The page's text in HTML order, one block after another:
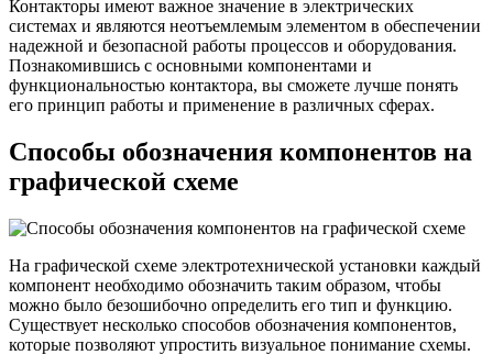
Контакторы имеют важное значение в электрических
системах и являются неотъемлемым элементом в обеспечении
надежной и безопасной работы процессов и оборудования.
Познакомившись с основными компонентами и
функциональностью контактора, вы сможете лучше понять
его принцип работы и применение в различных сферах.
Способы обозначения компонентов на
графической схеме
На графической схеме электротехнической установки каждый
компонент необходимо обозначить таким образом, чтобы
можно было безошибочно определить его тип и функцию.
Существует несколько способов обозначения компонентов,
которые позволяют упростить визуальное понимание схемы.